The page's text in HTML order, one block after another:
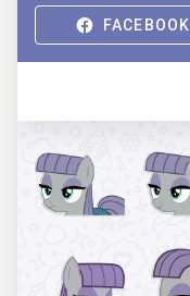
FACEBOOK